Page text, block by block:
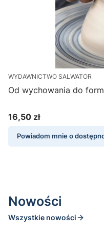
WYDAWNICTWO SALWATOR
Od wychowania do
Cena
16,50 zł
Powiadom mnie o
Nowości
Wszystkie nowości